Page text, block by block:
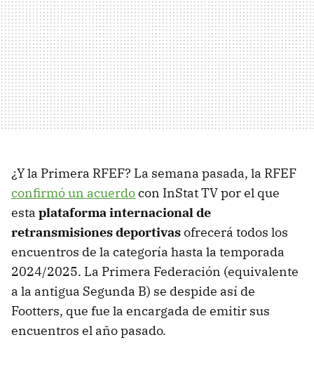
¿Y la Primera RFEF? La semana pasada, la RFEF
confirmó un acuerdocon InStat TV por el que
esta plataforma internacional de
retransmisiones deportivasofrecerá todos los
encuentros de la categoría hasta la temporada
2024/2025. La Primera Federación (equivalente
a la antigua Segunda B) se despide así de
Footters, que fue la encargada de emitir sus
encuentros el año pasado.